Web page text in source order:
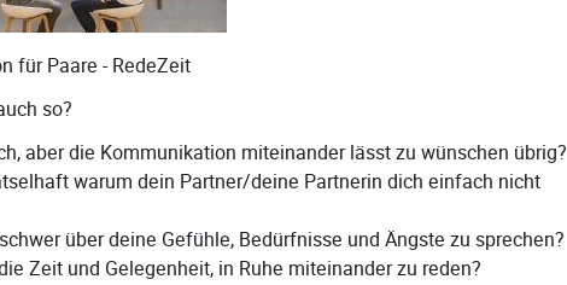
für Paare - RedeZeit
so?
aber die Kommunikation miteinander lässt zu wünschen übrig?
warum dein Partner/deine Partnerin dich einfach nicht
über deine Gefühle, Bedürfnisse und Ängste zu sprechen?
Zeit und Gelegenheit, in Ruhe miteinander zu reden?